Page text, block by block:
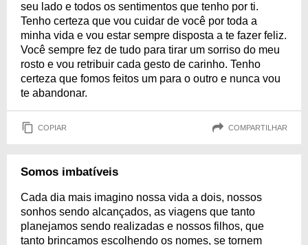
seu lado e todos os sentimentos que tenho por ti.
Tenho certeza que vou cuidar de você por toda a
minha vida e vou estar sempre disposta a te fazer feliz.
Você sempre fez de tudo para tirar um sorriso do meu
rosto e vou retribuir cada gesto de carinho. Tenho
certeza que fomos feitos um para o outro e nunca vou
te abandonar.
COPIAR COMPARTILHAR
Somos imbatíveis
Cada dia mais imagino nossa vida a dois, nossos
sonhos sendo alcançados, as viagens que tanto
planejamos sendo realizadas e nossos filhos, que
tanto brincamos escolhendo os nomes, se tornem